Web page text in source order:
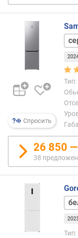
д
е
е
м
п
о
т
з
ы
в
а
м
д
т
Спросить
Тип:
26 850
38
Тип: